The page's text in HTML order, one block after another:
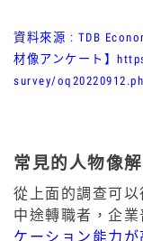
資料來源 : TDB
材像アンケート】
survey/oq20220912.ph
常見的人物像
從上面的調查可
中途轉職者，企
ケーション能力が